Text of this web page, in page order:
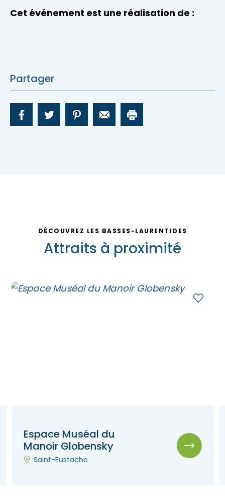
Cet événement est une réalisation de :
Partager
DÉCOUVREZ LES BASSES-LAURENTIDES
Attraits à proximité
Espace Muséal du
Manoir Globensky
Saint-Eustache